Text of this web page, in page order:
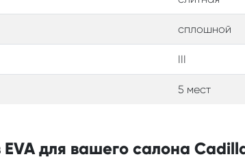
сплошной
III
5 мест
для вашего салона